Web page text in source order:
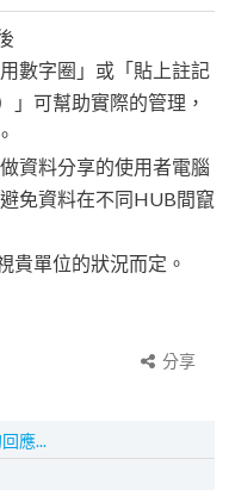
數字圈」或「貼上註記
」可幫助實際的管理，
資料分享的使用者電腦
免資料在不同HUB間竄
貴單位的狀況而定。
分享
應...